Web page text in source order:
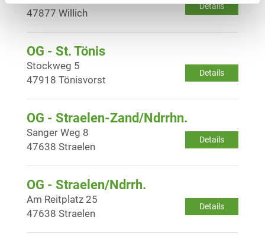
Details
47877 Willich
OG - St. Tönis
Details
Stockweg 5
47918 Tönisvorst
OG - Straelen-Zand/Ndrrhn.
Details
Sanger Weg 8
47638 Straelen
OG - Straelen/Ndrrh.
Details
Am Reitplatz 25
47638 Straelen